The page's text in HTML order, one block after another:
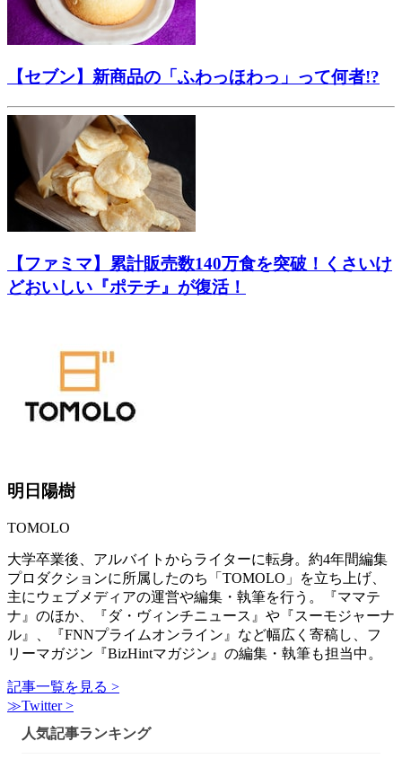
【セブン】新商品の「ふわっほわっ」って何者!?
【ファミマ】累計販売数140万食を突破！くさいけ
どおいしい『ポテチ』が復活！
明日陽樹
TOMOLO
大学卒業後、アルバイトからライターに転身。約4年間編集
プロダクションに所属したのち「TOMOLO」を立ち上げ、
主にウェブメディアの運営や編集・執筆を行う。『ママテ
ナ』のほか、『ダ・ヴィンチニュース』や『スーモジャーナ
ル』、『FNNプライムオンライン』など幅広く寄稿し、フ
リーマガジン『BizHintマガジン』の編集・執筆も担当中。
記事一覧を見る >
≫Twitter >
人気記事ランキング